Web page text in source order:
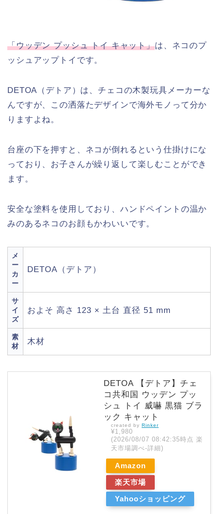
「ウッデン プッシュ トイ キャット」は、ネコのプ
ッシュアップトイです。
DETOA（デトア）は、チェコの木製玩具メーカーな
んですが、この洒落たデザインで海外モノって分か
りますよね。
台座の下を押すと、ネコが倒れるという仕掛けにな
っており、お子さんが繰り返して楽しむことができ
ます。
安全な塗料を使用しており、ハンドペイントの温か
みのあるネコのお顔もかわいいです。
メ
ー
カ
ー
DETOA（デトア）
サ
イ
ズ
およそ 高さ 123 × 土台 直径 51 mm
素
材
木材
DETOA 【デトア】チェ
コ共和国 ウッデン プッ
シュ トイ 威嚇 黒猫 ブラ
ック キャット
created by Rinker
¥1,980
(2026/08/07 08:42:35時点 楽
天市場調べ-詳細)
Amazon
楽天市場
Yahooショッピング